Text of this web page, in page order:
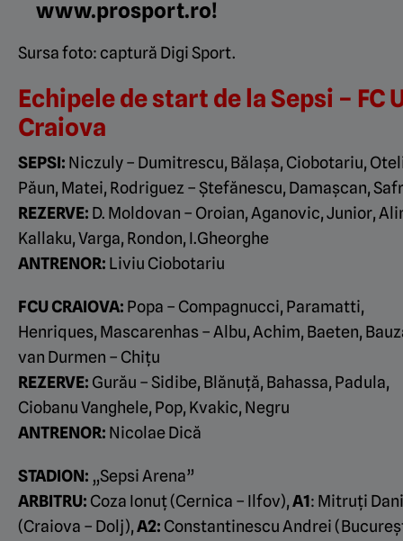
www.prosport.ro!
Sursa foto: captură Digi Sport.
Echipele de start de la Sepsi – FC
Craiova
SEPSI: Niczuly – Dumitrescu, Bălaşa, Ciobotariu,
Păun, Matei, Rodriguez – Ştefănescu, Damaşcan,
REZERVE: D. Moldovan – Oroian, Aganovic, Junior,
Kallaku, Varga, Rondon, I.Gheorghe
ANTRENOR: Liviu Ciobotariu
FCU CRAIOVA: Popa – Compagnucci, Paramatti,
Henriques, Mascarenhas – Albu, Achim, Baeten,
van Durmen – Chiţu
REZERVE: Gurău – Sidibe, Blănuţă, Bahassa, Padula,
Ciobanu Vanghele, Pop, Kvakic, Negru
ANTRENOR: Nicolae Dică
STADION: „Sepsi Arena”
ARBITRU: Coza Ionuţ (Cernica – Ilfov),A1: Mitruţi
(Craiova – Dolj),A2: Constantinescu Andrei